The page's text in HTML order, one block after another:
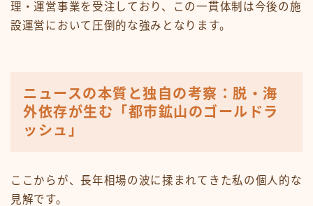
理・運営事業を受注しており、この一貫体制は今後の施
設運営において圧倒的な強みとなります。
ニュースの本質と独自の考察：脱・海
外依存が生む「都市鉱山のゴールドラ
ッシュ」
ここからが、長年相場の波に揉まれてきた私の個人的な
見解です。